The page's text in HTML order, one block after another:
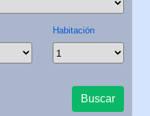
Habitación
Buscar